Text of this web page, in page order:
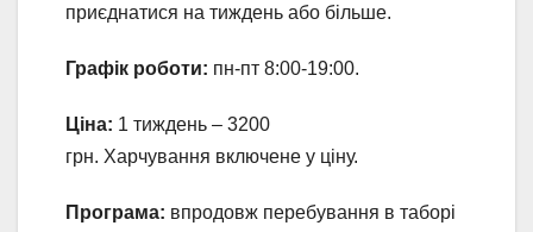
приєднатися на тиждень або більше.
Графік роботи: пн-пт 8:00-19:00.
Ціна: 1 тиждень – 3200
грн. Харчування включене у ціну.
Програма: впродовж перебування в таборі